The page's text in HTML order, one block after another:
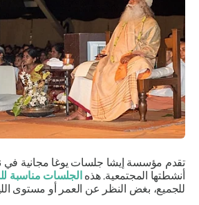
تقدم مؤسسة إيشا جلسات يوغا مجانية في
أنشطتها المجتمعية. هذهالجلسات مناسبة
للجميع، بغض النظر عن العمر أو مستوى